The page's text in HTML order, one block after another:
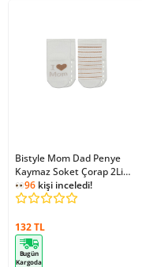
Bistyle Mom Dad Penye
Kaymaz Soket Çorap 2Li
10147 Çember Mom
96 kişi inceledi!
132 TL
Bugün
Kargoda